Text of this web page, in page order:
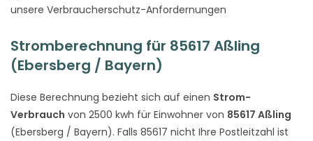
unsere Verbraucherschutz-Anfordernungen
Stromberechnung für 85617 Aßling
(Ebersberg / Bayern)
Diese Berechnung bezieht sich auf einen Strom-
Verbrauch von 2500 kwh für Einwohner von 85617 Aßling
(Ebersberg / Bayern). Falls 85617 nicht Ihre Postleitzahl ist